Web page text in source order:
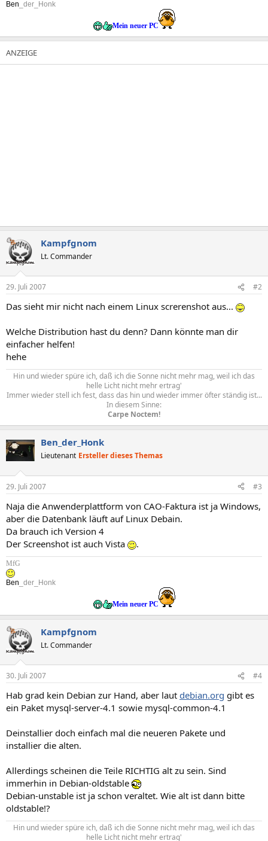
Ben _der_Honk
Mein neuer PC
Kampfgnom
Lt. Commander
29. Juli 2007 #2
Das sieht mir nicht nach einem Linux screrenshot aus...
Welche Distribution hast du denn? Dann könnte man dir
einfacher helfen!
hehe
Hin und wieder spüre ich, daß ich die Sonne nicht mehr mag, weil ich das
helle Licht nicht mehr ertrag'
Immer wieder stell ich fest, dass das hin und wieder immer öfter ständig ist...
In diesem Sinne:
Carpe Noctem!
Ben_der_Honk
Lieutenant Ersteller dieses Themas
29. Juli 2007 #3
Naja die Anwenderplattform von CAO-Faktura ist ja Windows,
aber die Datenbank läuft auf Linux Debain.
Da brauch ich Version 4
Der Screenshot ist auch Vista
.
MfG
Ben _der_Honk
Mein neuer PC
Kampfgnom
Lt. Commander
30. Juli 2007 #4
Hab grad kein Debian zur Hand, aber laut debian.org gibt es
ein Paket mysql-server-4.1 sowie mysql-common-4.1
Deinstallier doch einfach mal die neueren Pakete und
installier die alten.
Allerdings scheinen die Teile RICHTIG alt zu sein. Sind
immerhin in Debian-oldstable
Debian-unstable ist ja schon veraltet. Wie alt ist dann bitte
oldstable!?
Hin und wieder spüre ich, daß ich die Sonne nicht mehr mag, weil ich das
helle Licht nicht mehr ertrag'